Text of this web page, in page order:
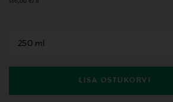
516,00 €/1l
LISA OSTUKORVI